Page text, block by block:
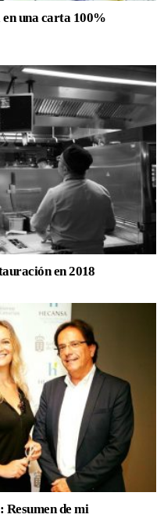
una carta 100%
en 2018
de mi